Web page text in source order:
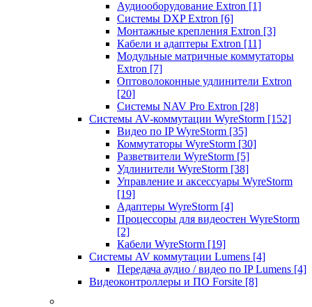
Аудиооборудование Extron [1]
Системы DXP Extron [6]
Монтажные крепления Extron [3]
Кабели и адаптеры Extron [11]
Модульные матричные коммутаторы
Extron [7]
Оптоволоконные удлинители Extron
[20]
Системы NAV Pro Extron [28]
Системы AV-коммутации WyreStorm [152]
Видео по IP WyreStorm [35]
Коммутаторы WyreStorm [30]
Разветвители WyreStorm [5]
Удлинители WyreStorm [38]
Управление и аксессуары WyreStorm
[19]
Адаптеры WyreStorm [4]
Процессоры для видеостен WyreStorm
[2]
Кабели WyreStorm [19]
Системы AV коммутации Lumens [4]
Передача аудио / видео по IP Lumens [4]
Видеоконтроллеры и ПО Forsite [8]